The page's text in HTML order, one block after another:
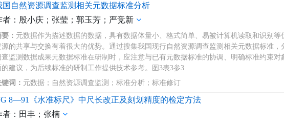
国自然资源调查监测相关元数据标准分析
者：殷小庆；张莹；郭玉芳；严竞新
： 元数据作为描述数据的数据，具有数据体量小、格式简单、易被计算机读取和识别
源的共享与交换有着很大的优势。通过搜集我国现行自然资源调查监测相关元数据标准
查监测数据成果元数据标准在研制时，应注意与已有元数据标准的协调、明确标准约束
的建议，为后续标准的研制工作提供技术参考。图3表3参3
词： 元数据；自然资源调查监测；标准分析；标准修订
8―91《水准标尺》中尺长改正及刻划精度的检定方法
者：田丰；张楠